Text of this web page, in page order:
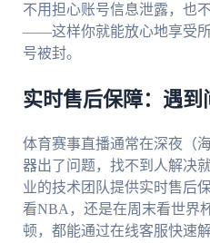
不用担心账号信息泄露，也
——这样你就能放心地享受
号被封。
实时售后保障：遇到
体育赛事直播通常在深夜（
器出了问题，找不到人解决就
业的技术团队提供实时售后
看NBA，还是在周末看世界
顿，都能通过在线客服快速